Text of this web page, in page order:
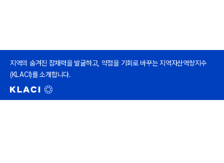
지역의 숨겨진 잠재력을 발굴하고, 약점을 기회로 바꾸는 지역자산역량지수
(KLACI)를 소개합니다.